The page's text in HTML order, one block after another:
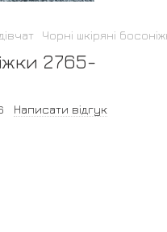
Чорні шкіряні
2765-
Написати відгук